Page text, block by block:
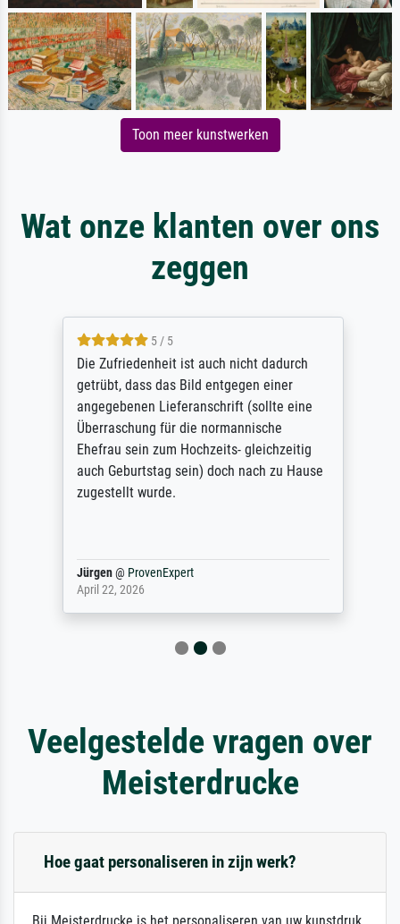
Toon meer kunstwerken
Wat onze klanten over ons
zeggen
5 / 5
Die Zufriedenheit ist auch nicht dadurch
getrübt, dass das Bild entgegen einer
angegebenen Lieferanschrift (sollte eine
Überraschung für die normannische
Ehefrau sein zum Hochzeits- gleichzeitig
auch Geburtstag sein) doch nach zu Hause
zugestellt wurde.
Jürgen@ ProvenExpert
April 22, 2026
Veelgestelde vragen over
Meisterdrucke
Hoe gaat personaliseren in zijn werk?